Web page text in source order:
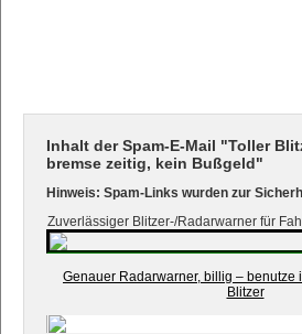
Inhalt der Spam-E-Mail "Toller
bremse zeitig, kein Bußgeld"
Hinweis: Spam-Links wurden zur
Zuverlässiger Blitzer-/Radarwarner für
Genauer Radarwarner, billig – benutze
Blitzer